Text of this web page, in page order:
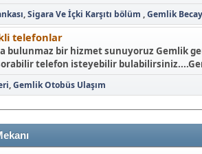
Sigara Ve İçki Karşıtı bölüm Gemlik
telefonlar
bulunmaz bir hizmet sunuyoruz Gemlik
telefon isteyebilir
Gemlik Otobüs Ulaşım